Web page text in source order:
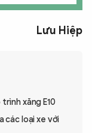
Lưu Hiệp
xăng E10
các loại xe với